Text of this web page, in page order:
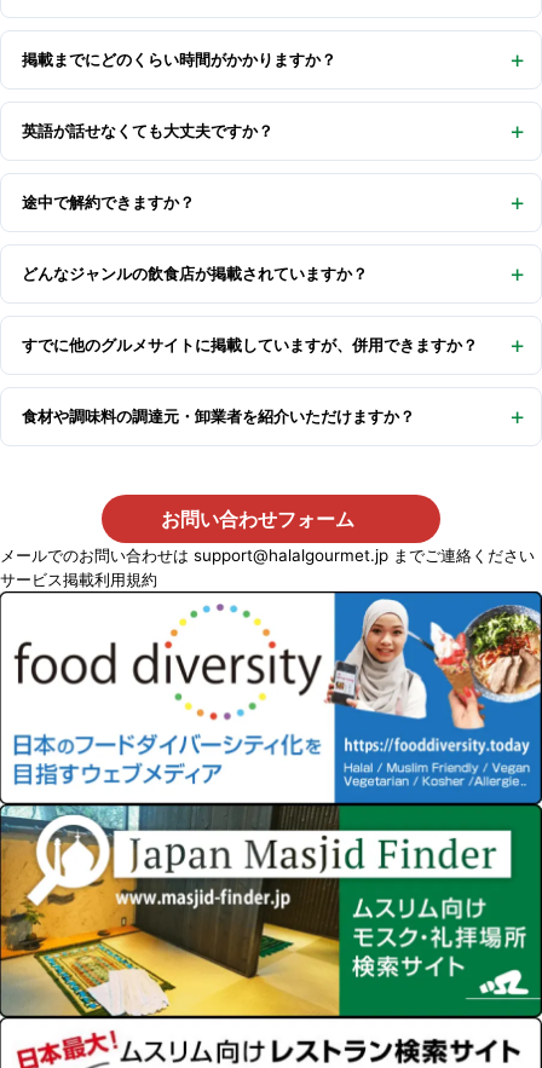
掲載までにどのくらい時間がかかりますか？
英語が話せなくても大丈夫ですか？
途中で解約できますか？
どんなジャンルの飲食店が掲載されていますか？
すでに他のグルメサイトに掲載していますが、併用できますか？
食材や調味料の調達元・卸業者を紹介いただけますか？
お問い合わせフォーム
メールでのお問い合わせは support@halalgourmet.jp までご連絡ください
サービス掲載利用規約